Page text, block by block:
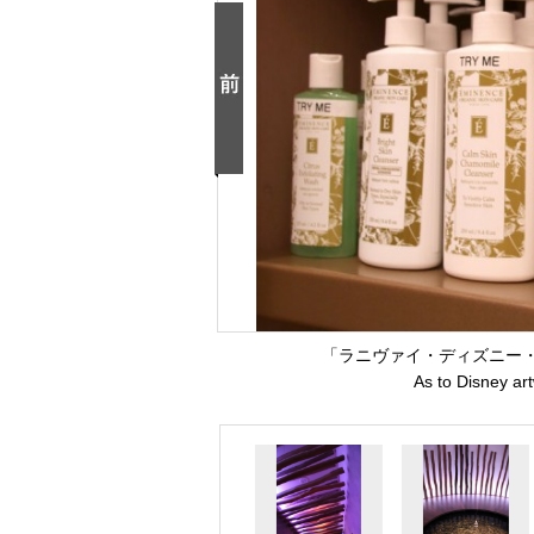
「ラニヴァイ・ディズニ
As to Disney